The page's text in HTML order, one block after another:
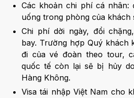
Các khoản chi phí cá nhân:
uống trong phòng của khách
Chi phí dời ngày, đổi
bay. Trường hợp Quý khách
đi của vé đoàn theo tour,
quốc tế còn lại sẽ bị hủy
Hàng Không.
Visa tái nhập Việt Nam cho